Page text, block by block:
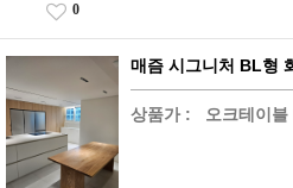
0
매즘 시그니처 BL형
상품가 : 오크테이